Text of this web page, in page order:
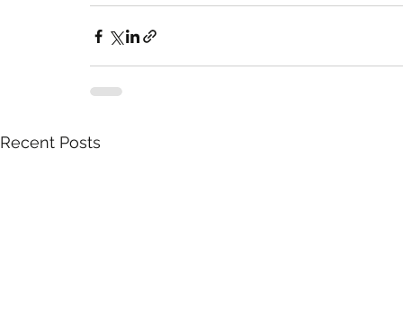
Recent Posts